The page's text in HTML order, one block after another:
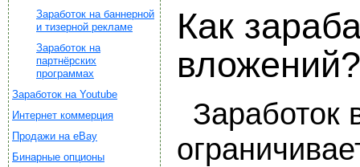
Заработок на баннерной
и тизерной рекламе
Заработок на
партнёрских
программах
Заработок на Youtube
Интернет коммерция
Продажи на eBay
Бинарные опционы
Как
вложений?
Заработок